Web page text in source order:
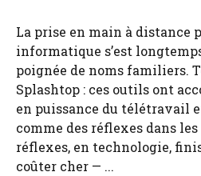
La prise en main à distance
informatique s’est
poignée de noms familiers.
Splashtop : ces outils ont
en puissance du télétravail
comme des réflexes dans
réflexes, en technologie,
coûter cher — ...